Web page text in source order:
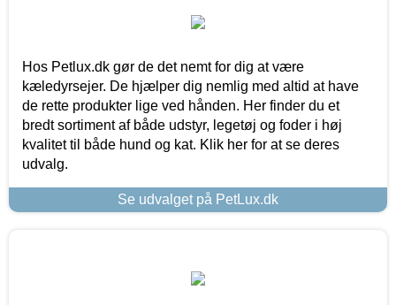
Hos Petlux.dk gør de det nemt for dig at være
kæledyrsejer. De hjælper dig nemlig med altid at have
de rette produkter lige ved hånden. Her finder du et
bredt sortiment af både udstyr, legetøj og foder i høj
kvalitet til både hund og kat. Klik her for at se deres
udvalg.
Se udvalget på PetLux.dk